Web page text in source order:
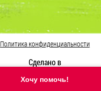
Хочу помочь!
Политика конфиденциальности
Сделано в